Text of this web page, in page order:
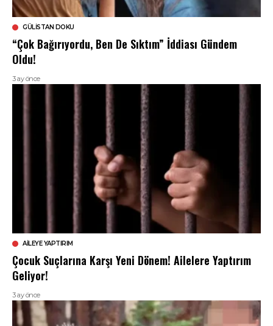
GÜLISTAN DOKU
“Çok Bağırıyordu, Ben De Sıktım” İddiası Gündem
Oldu!
3 ay önce
AILEYE YAPTIRIM
Çocuk Suçlarına Karşı Yeni Dönem! Ailelere Yaptırım
Geliyor!
3 ay önce